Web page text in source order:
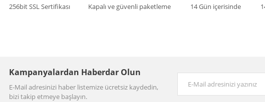
256bit SSL Sertifikası Kapalı ve güvenli paketleme 14 Gün içerisinde
Kampanyalardan Haberdar Olun
E-Mail adresinizi haber listemize ücretsiz kaydedin,
bizi takip etmeye başlayın.